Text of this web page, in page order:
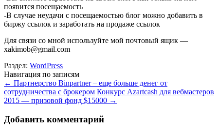
появится посещаемость
-В случае неудачи с посещаемостью блог можно добавить в
биржу ссылок и заработать на продаже ссылок
Для связи со мной используйте мой почтовый ящик —
xakimob@gmail.com
Раздел: WordPress
Навигация по записям
← Партнерство Binpartner – еще больше денег от
сотрудничества с брокером Конкурс Azartcash для вебмастеров
2015 — призовой фонд $15000 →
Добавить комментарий